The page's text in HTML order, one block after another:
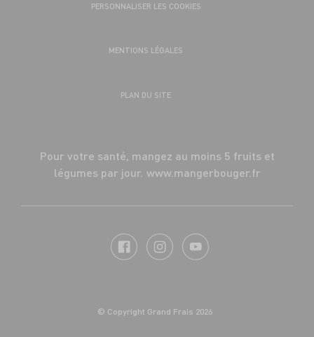
PERSONNALISER LES COOKIES
MENTIONS LÉGALES
PLAN DU SITE
Pour votre santé, mangez au moins 5 fruits et
légumes par jour. www.mangerbouger.fr
© Copyright Grand Frais 2026